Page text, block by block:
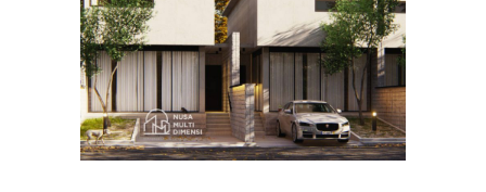
DESAIN RUMAH TERBAIK